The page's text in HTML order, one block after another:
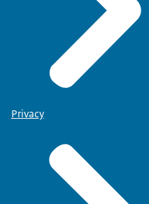
Privacy